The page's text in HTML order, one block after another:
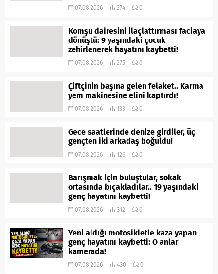
07.08.2026 274 0
Komşu dairesini ilaçlattırması faciaya
dönüştü: 9 yaşındaki çocuk
zehirlenerek hayatını kaybetti!
07.08.2026 275 0
Çiftçinin başına gelen felaket.. Karma
yem makinesine elini kaptırdı!
07.08.2026 133 0
Gece saatlerinde denize girdiler, üç
gençten iki arkadaş boğuldu!
07.08.2026 126 0
Barışmak için buluştular, sokak
ortasında bıçakladılar.. 19 yaşındaki
genç hayatını kaybetti!
07.08.2026 312 0
Yeni aldığı motosikletle kaza yapan
genç hayatını kaybetti: O anlar
kamerada!
07.08.2026 430 0